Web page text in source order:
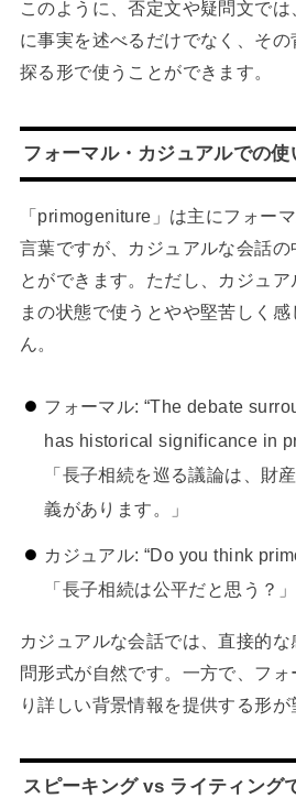
このように、否定文や疑問文で
に事実を述べるだけでなく、そ
探る形で使うことができます。
フォーマル・カジュアルでの使
「primogeniture」は主にフォー
言葉ですが、カジュアルな会話の
とができます。ただし、カジュ
まの状態で使うとやや堅苦しく
ん。
フォーマル: “The debate
has historical significance in
「長子相続を巡る議論は、財
義があります。」
カジュアル: “Do you think
「長子相続は公平だと思う？」
カジュアルな会話では、直接的
問形式が自然です。一方で、フ
り詳しい背景情報を提供する形が
スピーキング vs ライティング